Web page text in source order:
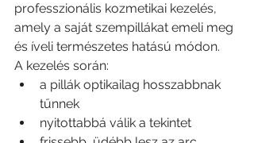
professzionális kozmetikai kezelés,
amely a saját szempillákat emeli meg
és íveli természetes hatású módon.
A kezelés során:
a pillák optikailag hosszabbnak
tűnnek
nyitottabbá válik a tekintet